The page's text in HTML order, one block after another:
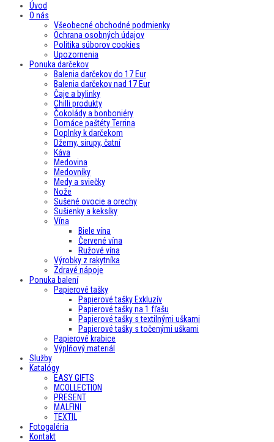
Úvod
O nás
Všeobecné obchodné podmienky
Ochrana osobných údajov
Politika súborov cookies
Upozornenia
Ponuka darčekov
Balenia darčekov do 17 Eur
Balenia darčekov nad 17 Eur
Čaje a bylinky
Chilli produkty
Čokolády a bonboniéry
Domáce paštéty Terrina
Doplnky k darčekom
Džemy, sirupy, čatní
Káva
Medovina
Medovníky
Medy a sviečky
Nože
Sušené ovocie a orechy
Sušienky a keksíky
Vína
Biele vína
Červené vína
Ružové vína
Výrobky z rakytníka
Zdravé nápoje
Ponuka balení
Papierové tašky
Papierové tašky Exkluzív
Papierové tašky na 1 fľašu
Papierové tašky s textilnými uškami
Papierové tašky s točenými uškami
Papierové krabice
Výplňový materiál
Služby
Katalógy
EASY GIFTS
MCOLLECTION
PRESENT
MALFINI
TEXTIL
Fotogaléria
Kontakt